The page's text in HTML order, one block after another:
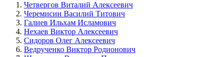
Четвергов Виталий Алексеевич
Черемисин Василий Титович
Галиев Ильхам Исламович
Нехаев Виктор Алексеевич
Сидоров Олег Алексеевич
Ведрученко Виктор Родионович